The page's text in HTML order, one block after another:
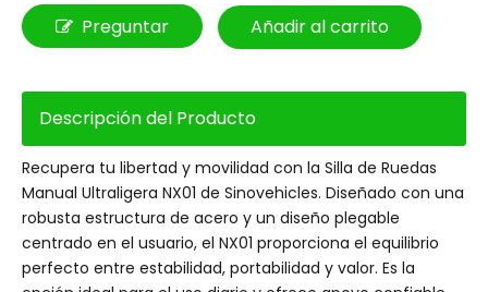
Preguntar Añadir al carrito
Descripción del Producto
Recupera tu libertad y movilidad con la Silla de Ruedas
Manual Ultraligera NX01 de Sinovehicles. Diseñado con una
robusta estructura de acero y un diseño plegable
centrado en el usuario, el NX01 proporciona el equilibrio
perfecto entre estabilidad, portabilidad y valor. Es la